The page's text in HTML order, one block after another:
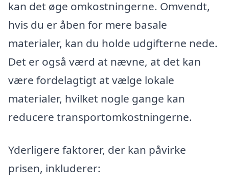
kan det øge omkostningerne. Omvendt,
hvis du er åben for mere basale
materialer, kan du holde udgifterne nede.
Det er også værd at nævne, at det kan
være fordelagtigt at vælge lokale
materialer, hvilket nogle gange kan
reducere transportomkostningerne.
Yderligere faktorer, der kan påvirke
prisen, inkluderer: